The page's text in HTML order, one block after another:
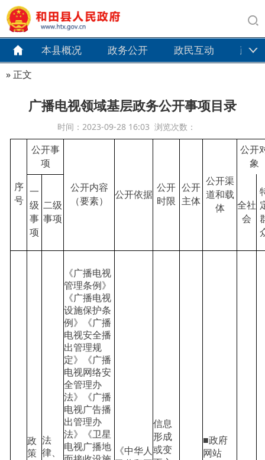
本县概况 政务公开 政民互动 政务
» 正文
广播电视领域基层政务公开事项目录
时间：2023-09-28 16:03 浏览次数：
序
号
公开事
项
公开内容
（要素）
公开依据
公开
时限
公开
主体
公开渠
道和载
体
公开
象
一
级
事
项
二级
事项
全社
会
政
策
法
律、
《广播电视
管理条例》
《广播电视
设施保护条
例》《广播
电视安全播
出管理规
定》《广播
电视网络安
全管理办
法》《广播
电视广告播
出管理办
法》《卫星
电视广播地
《中华人
信息
形成
或变
■政府
网站